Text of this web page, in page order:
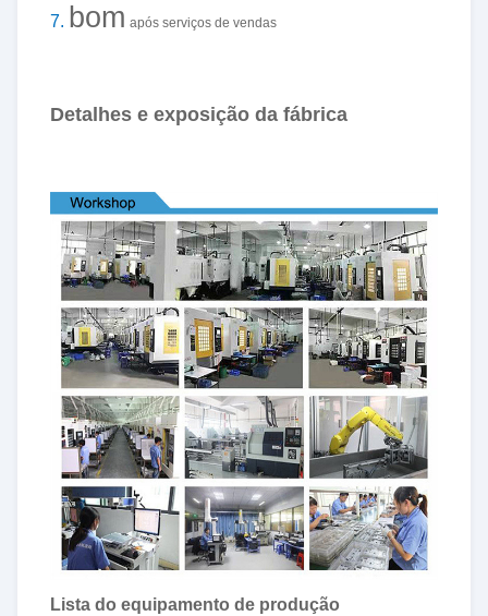
7. bom após serviços de vendas
Detalhes e exposição da fábrica
Lista do equipamento de produção